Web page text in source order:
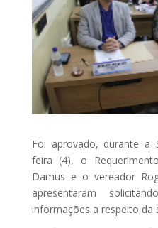
Foi aprovado, durante a
feira (4), o
Damus e o vereador
apresentaram
informações a respeito da